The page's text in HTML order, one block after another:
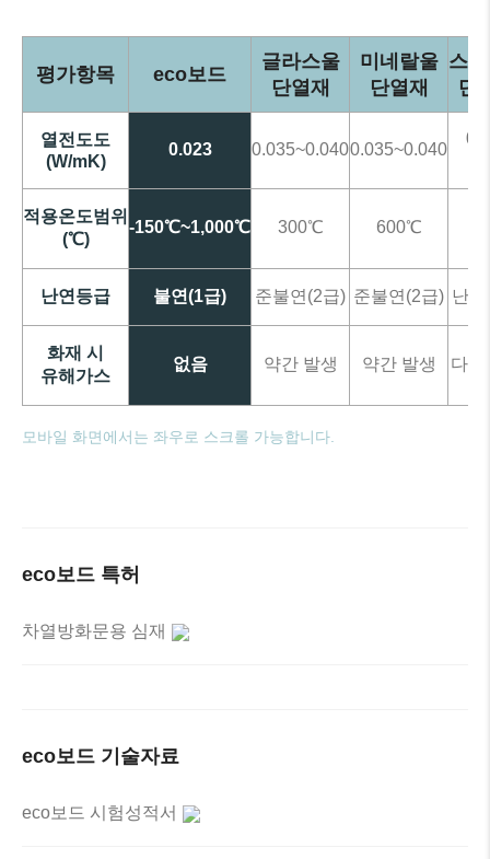
평가항목 eco보드
글라스울
단열재
미네랄울
단열재
스
단
열전도도
(W/mK)
0.023 0.035~0.0400.035~0.040
적용온도범위
(℃)
-150℃~1,000℃ 300℃ 600℃
난연등급 불연(1급) 준불연(2급) 준불연(2급) 난
화재 시
유해가스
없음 약간 발생 약간 발생 다량
eco보드 특허
차열방화문용 심재
eco보드 기술자료
eco보드 시험성적서